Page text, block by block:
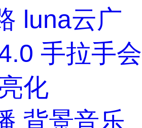
luna云广
手拉手会
化
背景音乐